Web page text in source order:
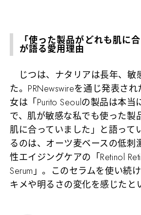
「使った製品がどれも肌に
が語る愛用理由
じつは、ナタリアは長年、敏
た。PRNewswireを通じ発表さ
女は「Purito Seoulの製品は本当
で、肌が敏感な私でも使った製
肌に合っていました」と語って
るのは、オーツ麦ベースの低刺
性エイジングケアの「Retinol
Serum」。このセラムを使い続
キメや明るさの変化を感じたと